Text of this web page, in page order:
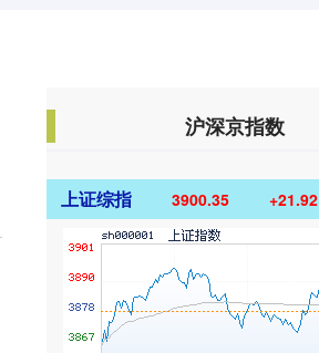
沪深京指数
上证综指 3900.35 +21.92